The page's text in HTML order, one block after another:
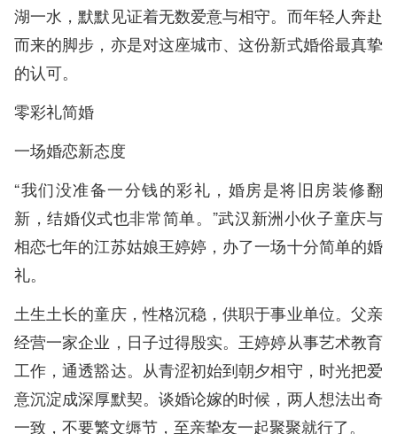
湖一水，默默见证着无数爱意与相守。而年轻人奔赴
而来的脚步，亦是对这座城市、这份新式婚俗最真挚
的认可。
零彩礼简婚
一场婚恋新态度
“我们没准备一分钱的彩礼，婚房是将旧房装修翻
新，结婚仪式也非常简单。”武汉新洲小伙子童庆与
相恋七年的江苏姑娘王婷婷，办了一场十分简单的婚
礼。
土生土长的童庆，性格沉稳，供职于事业单位。父亲
经营一家企业，日子过得殷实。王婷婷从事艺术教育
工作，通透豁达。从青涩初始到朝夕相守，时光把爱
意沉淀成深厚默契。谈婚论嫁的时候，两人想法出奇
一致，不要繁文缛节，至亲挚友一起聚聚就行了。